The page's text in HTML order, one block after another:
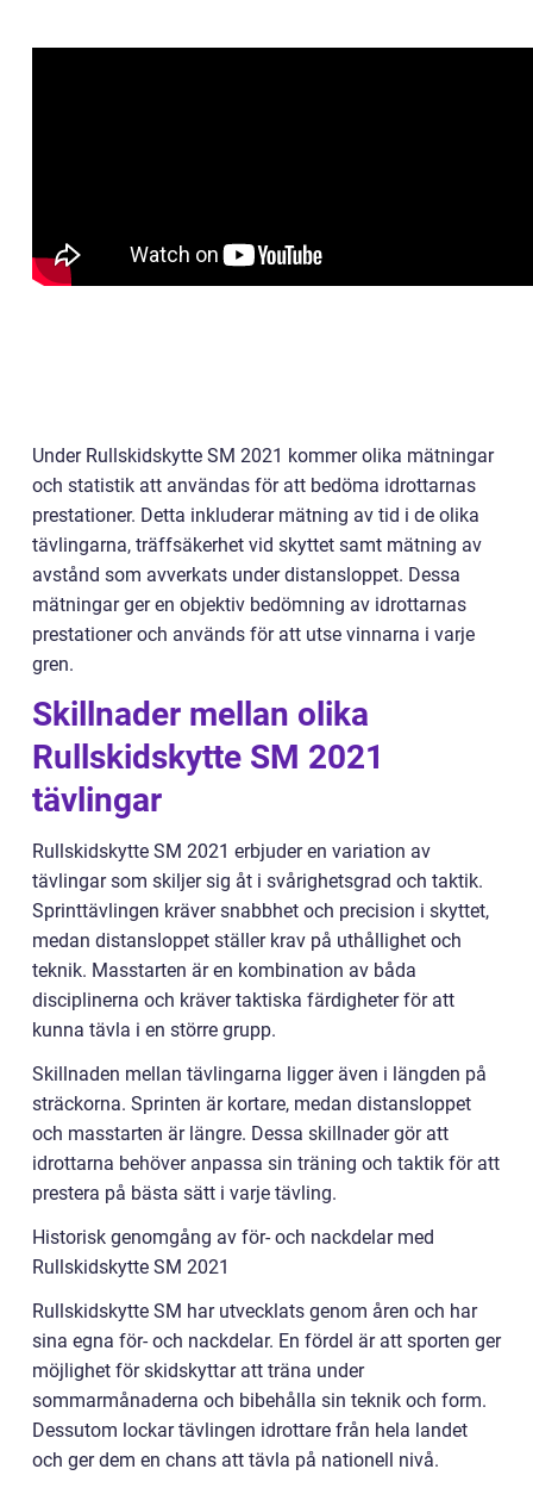
Under Rullskidskytte SM 2021 kommer olika mätningar
och statistik att användas för att bedöma idrottarnas
prestationer. Detta inkluderar mätning av tid i de olika
tävlingarna, träffsäkerhet vid skyttet samt mätning av
avstånd som avverkats under distansloppet. Dessa
mätningar ger en objektiv bedömning av idrottarnas
prestationer och används för att utse vinnarna i varje
gren.
Skillnader mellan olika
Rullskidskytte SM 2021
tävlingar
Rullskidskytte SM 2021 erbjuder en variation av
tävlingar som skiljer sig åt i svårighetsgrad och taktik.
Sprinttävlingen kräver snabbhet och precision i skyttet,
medan distansloppet ställer krav på uthållighet och
teknik. Masstarten är en kombination av båda
disciplinerna och kräver taktiska färdigheter för att
kunna tävla i en större grupp.
Skillnaden mellan tävlingarna ligger även i längden på
sträckorna. Sprinten är kortare, medan distansloppet
och masstarten är längre. Dessa skillnader gör att
idrottarna behöver anpassa sin träning och taktik för att
prestera på bästa sätt i varje tävling.
Historisk genomgång av för- och nackdelar med
Rullskidskytte SM 2021
Rullskidskytte SM har utvecklats genom åren och har
sina egna för- och nackdelar. En fördel är att sporten ger
möjlighet för skidskyttar att träna under
sommarmånaderna och bibehålla sin teknik och form.
Dessutom lockar tävlingen idrottare från hela landet
och ger dem en chans att tävla på nationell nivå.